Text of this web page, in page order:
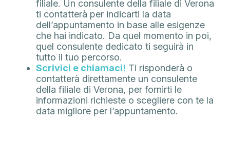
filiale. Un consulente della filiale di Verona
ti contatterà per indicarti la data
dell’appuntamento in base alle esigenze
che hai indicato. Da quel momento in poi,
quel consulente dedicato ti seguirà in
tutto il tuo percorso.
Scrivici e chiamaci! Ti risponderà o
contatterà direttamente un consulente
della filiale di Verona, per fornirti le
informazioni richieste o scegliere con te la
data migliore per l’appuntamento.